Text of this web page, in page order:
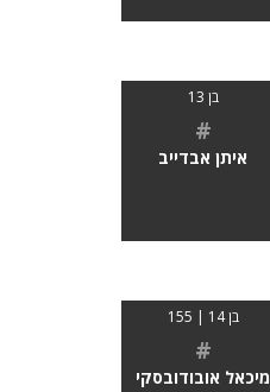
בן 13
#
איתן אבדייב
בן 14 | 155
#
מיכאל אובודובסקי